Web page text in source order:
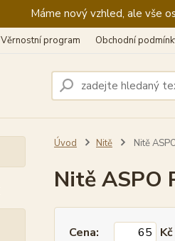
Máme nový vzhled, ale vše
Věrnostní program Obchodní
Úvod Nitě Nitě
Nitě ASPO
Cena: Kč